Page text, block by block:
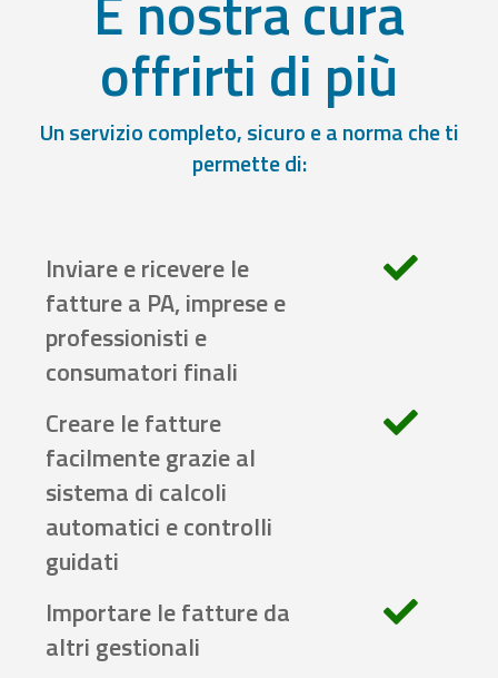
offrirti di più
Un servizio completo, sicuro e a norma che ti
permette di:
Inviare e ricevere le
fatture a PA, imprese e
professionisti e
consumatori finali
Creare le fatture
facilmente grazie al
sistema di calcoli
automatici e controlli
guidati
Importare le fatture da
altri gestionali